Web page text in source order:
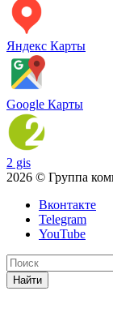
Яндекс Карты
Google Карты
2 gis
2026 © Группа
Вконтакте
Telegram
YouTube
Найти